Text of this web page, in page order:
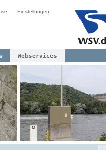
Einstellungen
Webservices